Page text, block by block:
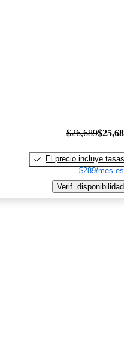
$26,689
El precio incluye tasas
$289/mes
Verif. disponibilidad